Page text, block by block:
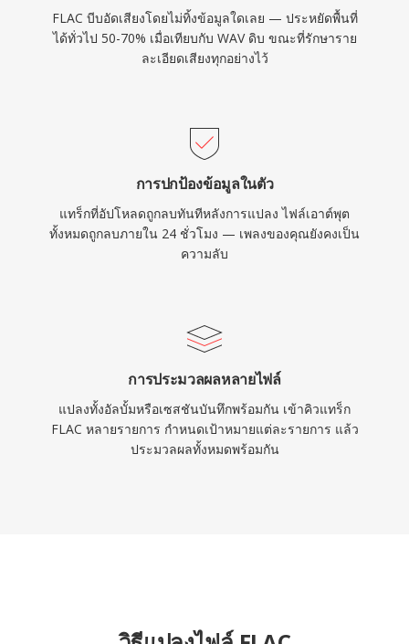
FLAC บีบอัดเสียงโดยไม่ทิ้งข้อมูลใดเลย — ประหยัดพื้นที่
ได้ทั่วไป 50-70% เมื่อเทียบกับ WAV ดิบ ขณะที่รักษาราย
ละเอียดเสียงทุกอย่างไว้
การปกป้องข้อมูลในตัว
แทร็กที่อัปโหลดถูกลบทันทีหลังการแปลง ไฟล์เอาต์พุต
ทั้งหมดถูกลบภายใน 24 ชั่วโมง — เพลงของคุณยังคงเป็น
ความลับ
การประมวลผลหลายไฟล์
แปลงทั้งอัลบั้มหรือเซสชันบันทึกพร้อมกัน เข้าคิวแทร็ก
FLAC หลายรายการ กำหนดเป้าหมายแต่ละรายการ แล้ว
ประมวลผลทั้งหมดพร้อมกัน